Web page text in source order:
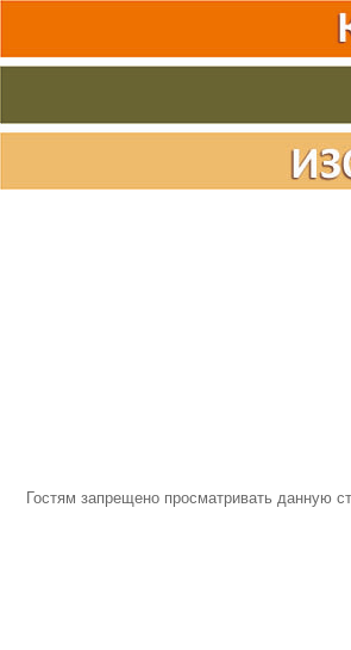
Гостям запрещено просматривать данную